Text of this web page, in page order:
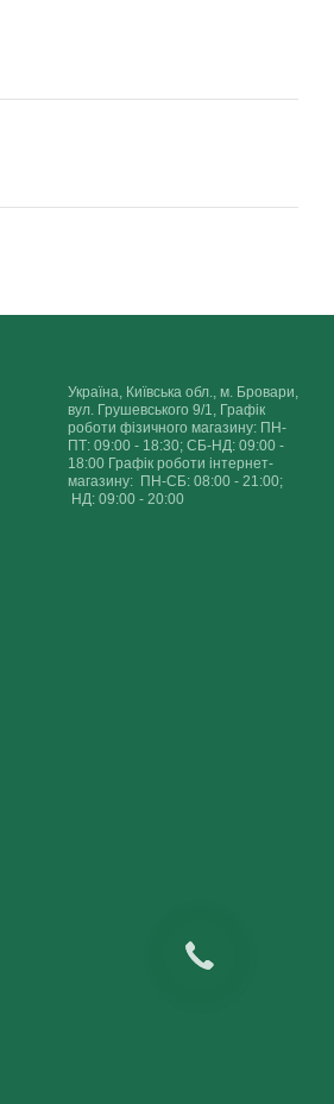
Україна, Київська обл., м. Бровари,
вул. Грушевського 9/1, Графік
роботи фізичного магазину: ПН-
ПТ: 09:00 - 18:30; СБ-НД: 09:00 -
18:00 Графік роботи інтернет-
магазину: ПН-СБ: 08:00 - 21:00;
НД: 09:00 - 20:00